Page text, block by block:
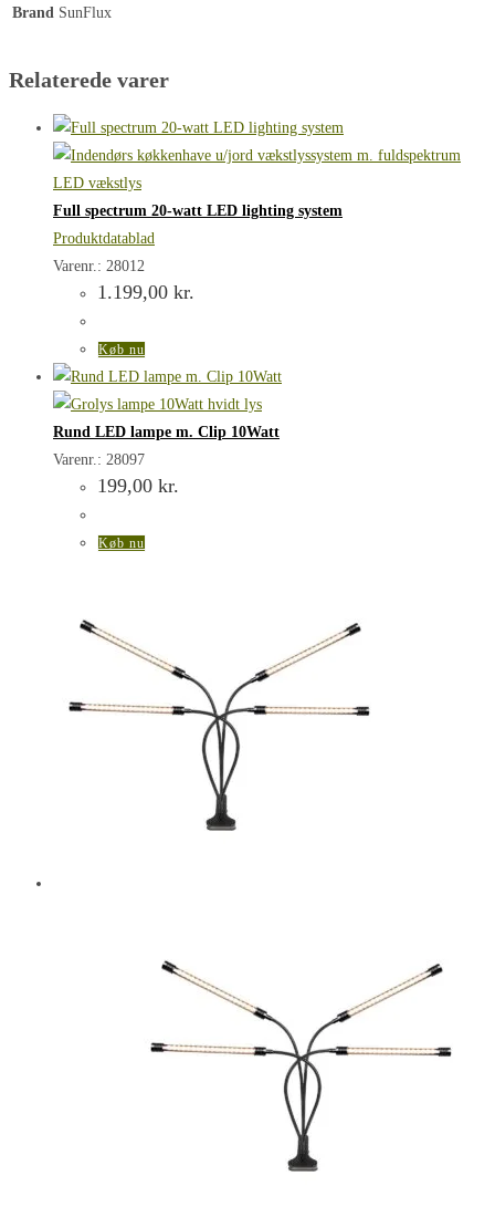
Brand SunFlux
Relaterede varer
Full spectrum 20-watt LED lighting system
Produktdatablad
Varenr.: 28012
1.199,00 kr.
Køb nu
Rund LED lampe m. Clip 10Watt
Varenr.: 28097
199,00 kr.
Køb nu